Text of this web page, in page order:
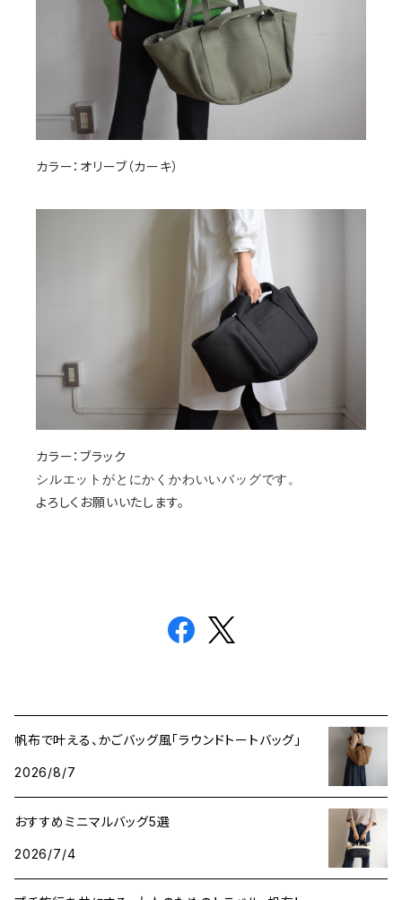
カラー：オリーブ（カーキ）
カラー：ブラック
シルエットがとにかくかわいいバッグです。
よろしくお願いいたします。
帆布で叶える、かごバッグ風「ラウンドトートバッグ」
2026/8/7
おすすめミニマルバッグ5選
2026/7/4